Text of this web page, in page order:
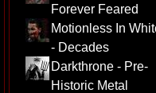
Forever Feared
Motionless In
- Decades
Darkthrone - Pre-
Historic Metal